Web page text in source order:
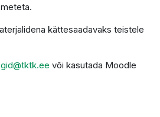
kättesaadavaks teistele
või kasutada Moodle